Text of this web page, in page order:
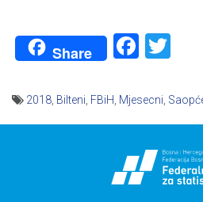
Share
2018 Bilteni FBiH Mjesecni